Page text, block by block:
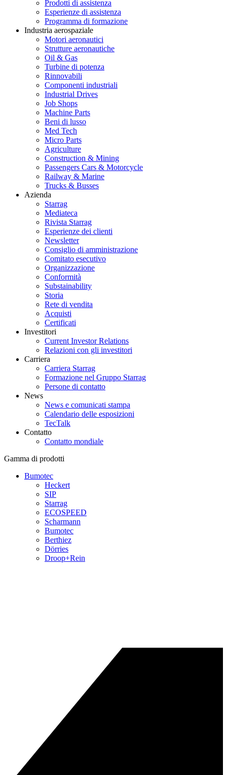
Prodotti di assistenza
Esperienze di assistenza
Programma di formazione
Industria aerospaziale
Motori aeronautici
Strutture aeronautiche
Oil & Gas
Turbine di potenza
Rinnovabili
Componenti industriali
Industrial Drives
Job Shops
Machine Parts
Beni di lusso
Med Tech
Micro Parts
Agriculture
Construction & Mining
Passengers Cars & Motorcycle
Railway & Marine
Trucks & Busses
Azienda
Starrag
Mediateca
Rivista Starrag
Esperienze dei clienti
Newsletter
Consiglio di amministrazione
Comitato esecutivo
Organizzazione
Conformità
Substainability
Storia
Rete di vendita
Acquisti
Certificati
Investitori
Current Investor Relations
Relazioni con gli investitori
Carriera
Carriera Starrag
Formazione nel Gruppo Starrag
Persone di contatto
News
News e comunicati stampa
Calendario delle esposizioni
TecTalk
Contatto
Contatto mondiale
Gamma di prodotti
Bumotec
Heckert
SIP
Starrag
ECOSPEED
Scharmann
Bumotec
Berthiez
Dörries
Droop+Rein